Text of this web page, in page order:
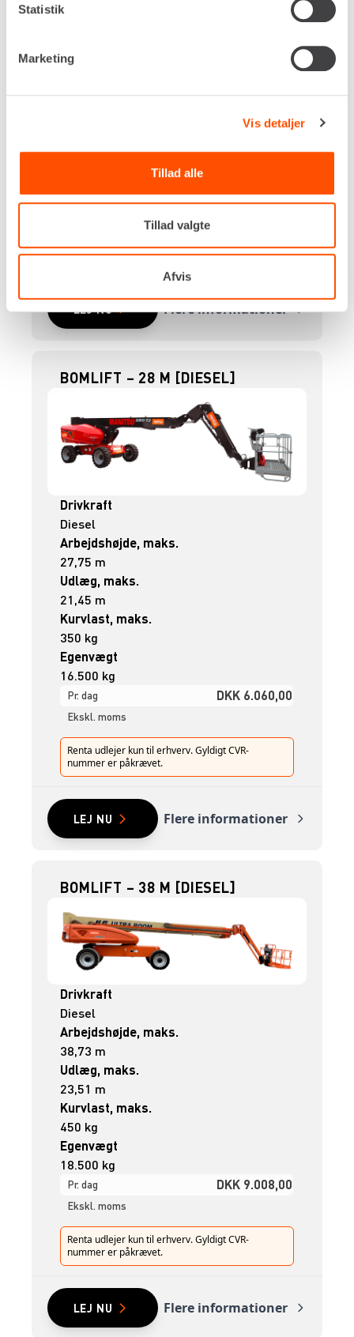
Statistik
Marketing
Vis detaljer
Tillad alle
Tillad valgte
Afvis
Batteri / diesel
Kurvlast, maks.
Ekskl. moms
nummer er påkrævet.
LEJ NU Flere informationer
BOMLIFT – 28 M [DIESEL]
Drivkraft
Diesel
Arbejdshøjde, maks.
27,75 m
Udlæg, maks.
21,45 m
Kurvlast, maks.
350 kg
Egenvægt
16.500 kg
Pr. dag DKK 6.060,00
Ekskl. moms
Renta udlejer kun til erhverv. Gyldigt CVR-
nummer er påkrævet.
LEJ NU Flere informationer
BOMLIFT – 38 M [DIESEL]
Drivkraft
Diesel
Arbejdshøjde, maks.
38,73 m
Udlæg, maks.
23,51 m
Kurvlast, maks.
450 kg
Egenvægt
18.500 kg
Pr. dag DKK 9.008,00
Ekskl. moms
Renta udlejer kun til erhverv. Gyldigt CVR-
nummer er påkrævet.
LEJ NU Flere informationer